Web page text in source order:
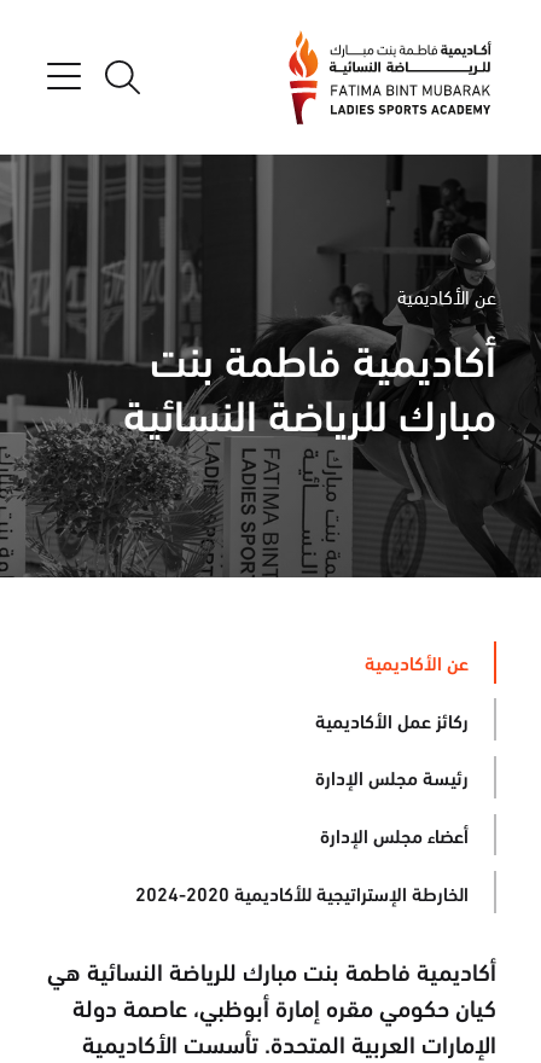
عن الأكاديمية
أكاديمية فاطمة بنت
مبارك للرياضة النسائية
عن الأكاديمية
ركائز عمل الأكاديمية
رئيسة مجلس الإدارة
أعضاء مجلس الإدارة
الخارطة الإستراتيجية للأكاديمية 2020-2024
أكاديمية فاطمة بنت مبارك للرياضة النسائية هي
كيان حكومي مقره إمارة أبوظبي، عاصمة دولة
الإمارات العربية المتحدة. تأسست الأكاديمية